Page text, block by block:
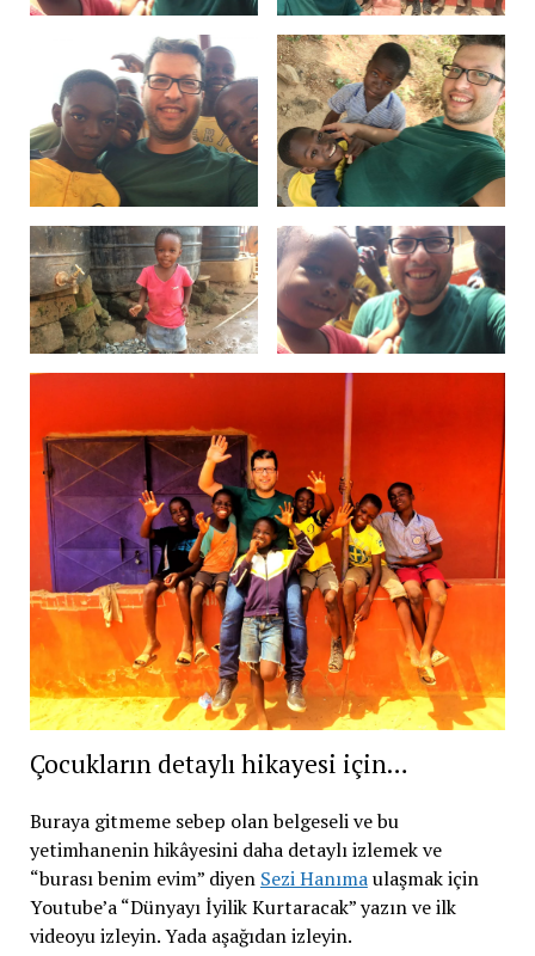
Çocukların detaylı hikayesi için…
Buraya gitmeme sebep olan belgeseli ve bu
yetimhanenin hikâyesini daha detaylı izlemek ve
“burası benim evim” diyen Sezi Hanımaulaşmak için
Youtube’a “Dünyayı İyilik Kurtaracak” yazın ve ilk
videoyu izleyin. Yada aşağıdan izleyin.